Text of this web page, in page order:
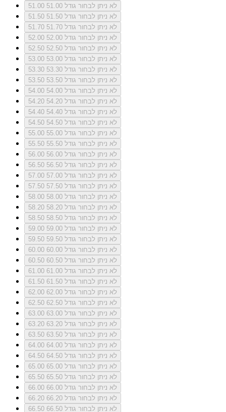
51.00
לא ניתן לבחור גודל 51.00
51.50
לא ניתן לבחור גודל 51.50
51.70
לא ניתן לבחור גודל 51.70
52.00
לא ניתן לבחור גודל 52.00
52.50
לא ניתן לבחור גודל 52.50
53.00
לא ניתן לבחור גודל 53.00
53.30
לא ניתן לבחור גודל 53.30
53.50
לא ניתן לבחור גודל 53.50
54.00
לא ניתן לבחור גודל 54.00
54.20
לא ניתן לבחור גודל 54.20
54.40
לא ניתן לבחור גודל 54.40
54.50
לא ניתן לבחור גודל 54.50
55.00
לא ניתן לבחור גודל 55.00
55.50
לא ניתן לבחור גודל 55.50
56.00
לא ניתן לבחור גודל 56.00
56.50
לא ניתן לבחור גודל 56.50
57.00
לא ניתן לבחור גודל 57.00
57.50
לא ניתן לבחור גודל 57.50
58.00
לא ניתן לבחור גודל 58.00
58.20
לא ניתן לבחור גודל 58.20
58.50
לא ניתן לבחור גודל 58.50
59.00
לא ניתן לבחור גודל 59.00
59.50
לא ניתן לבחור גודל 59.50
60.00
לא ניתן לבחור גודל 60.00
60.50
לא ניתן לבחור גודל 60.50
61.00
לא ניתן לבחור גודל 61.00
61.50
לא ניתן לבחור גודל 61.50
62.00
לא ניתן לבחור גודל 62.00
62.50
לא ניתן לבחור גודל 62.50
63.00
לא ניתן לבחור גודל 63.00
63.20
לא ניתן לבחור גודל 63.20
63.50
לא ניתן לבחור גודל 63.50
64.00
לא ניתן לבחור גודל 64.00
64.50
לא ניתן לבחור גודל 64.50
65.00
לא ניתן לבחור גודל 65.00
65.50
לא ניתן לבחור גודל 65.50
66.00
לא ניתן לבחור גודל 66.00
66.20
לא ניתן לבחור גודל 66.20
66.50
לא ניתן לבחור גודל 66.50